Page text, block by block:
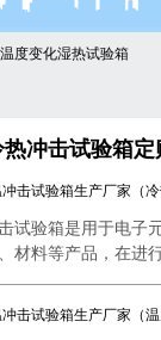
度变化湿热试验箱
热冲击试验箱
击试验箱生产厂家（
试验箱是用于电子
材料等产品，在进
击试验箱生产厂家（